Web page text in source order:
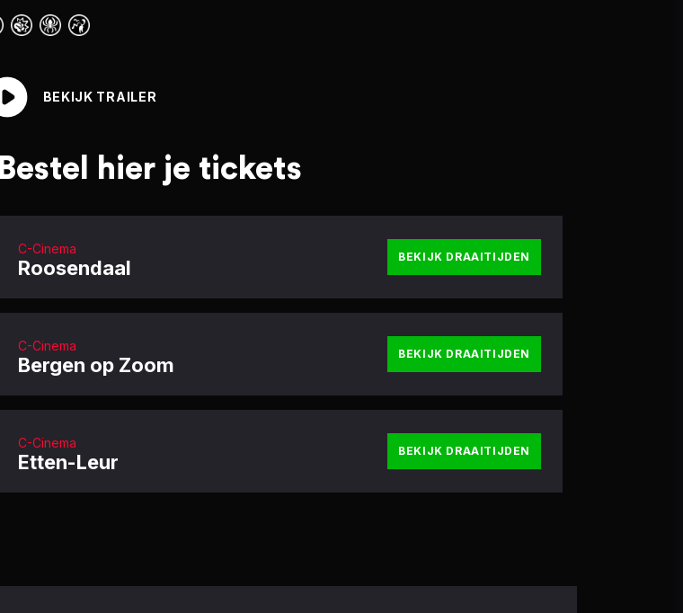
BEKIJK TRAILER
Bestel hier je tickets
C-Cinema
Roosendaal BEKIJK DRAAITIJDEN
C-Cinema
Bergen op Zoom BEKIJK DRAAITIJDEN
C-Cinema
Etten-Leur BEKIJK DRAAITIJDEN